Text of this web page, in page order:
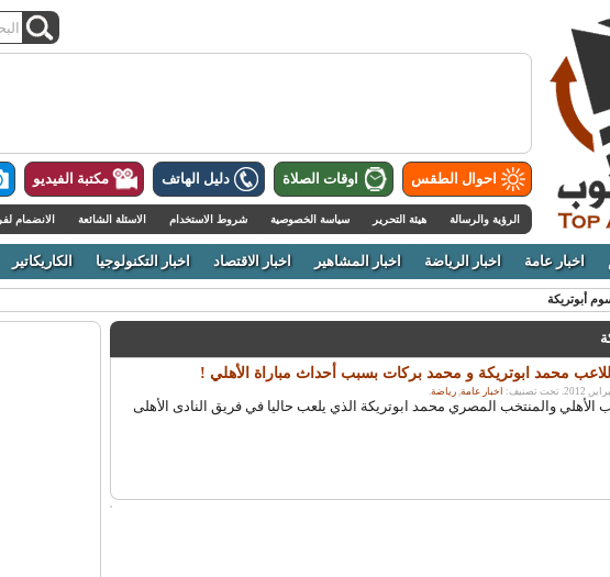
احوال الطقس اوقات الصلاة دليل الهاتف مكتبة الفيديو
الرؤية والرسالة هيئة التحرير سياسة الخصوصية شروط الاستخدام الاسئلة الشائعة الانضمام
اخبار عامة اخبار الرياضة اخبار المشاهير اخبار الاقتصاد اخبار التكنولوجيا الكاريكاتير
أبوتريكة
محمد ابوتريكة و محمد بركات بسبب أحداث مباراة الأهلي !
اخبار عامة, رياضة.
الأهلي والمنتخب المصري محمد ابوتريكة الذي يلعب حاليا في فريق النادى الأهلى